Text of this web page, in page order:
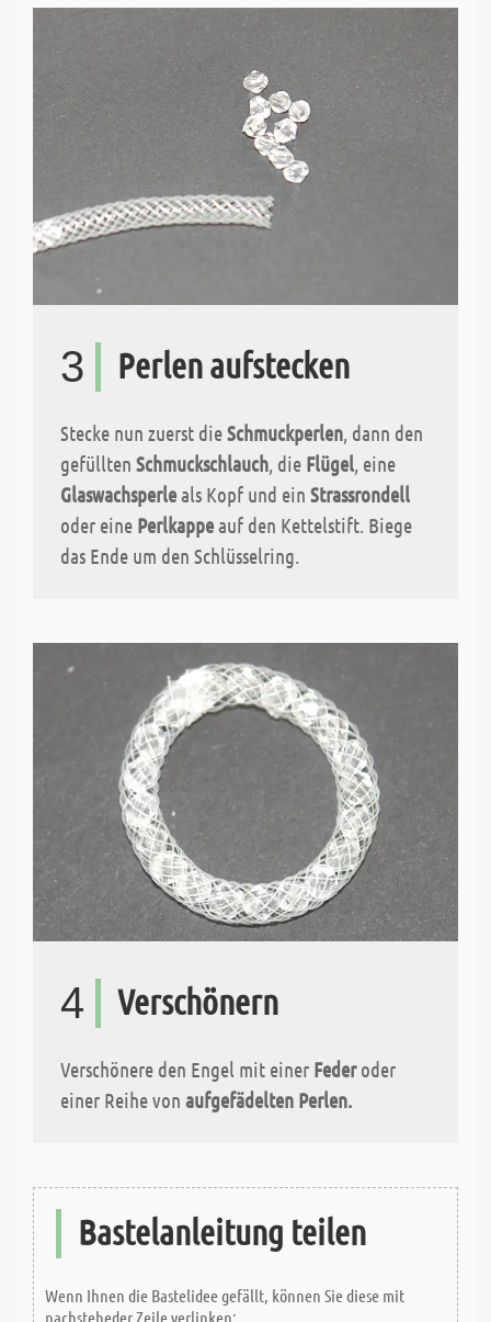
3 Perlen aufstecken
Stecke nun zuerst dieSchmuckperlen, dann den
gefüllten Schmuckschlauch, die Flügel, eine
Glaswachsperleals Kopf und ein Strassrondell
oder eine Perlkappeauf den Kettelstift. Biege
das Ende um den Schlüsselring.
4 Verschönern
Verschönere den Engel mit einer Federoder
einer Reihe von aufgefädelten Perlen.
Bastelanleitung teilen
Wenn Ihnen die Bastelidee gefällt, können Sie diese mit
nachsteheder Zeile verlinken: